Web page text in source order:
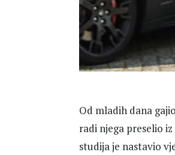
Od mladih dana
radi njega preselio
studija je nastavio